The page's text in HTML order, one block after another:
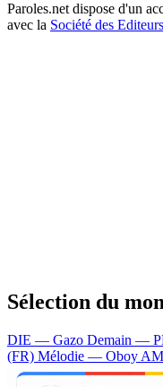
Paroles.net dispose d'un
avec la Société des
Sélection du
DIE — Gazo Demain —
(FR) Mélodie — Oboy